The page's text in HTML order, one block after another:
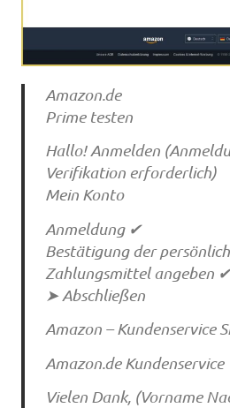
Amazon.de
Prime testen
Hallo! Anmelden
Verifikation erforderlich)
Mein Konto
Anmeldung ✔
Bestätigung der
Zahlungsmittel angeben ✔
➤ Abschließen
Amazon – Kundenservice
Amazon.de Kundenservice
Vielen Dank, (Vorname